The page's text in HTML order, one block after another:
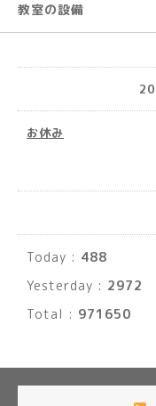
教室の設備
お休み
Today : 488
Yesterday : 2972
Total : 971650